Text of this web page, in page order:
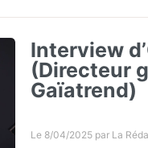
Interview
(Directeur
Gaïatrend)
Le 8/04/2025 par La